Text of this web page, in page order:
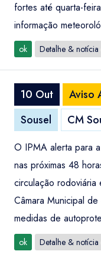
fortes até quarta-
informação
ok Detalhe &
10 Out
Aviso
Sousel
CM
O IPMA alerta para
nas próximas 48
circulação
Câmara Municipal
medidas de
ok Detalhe &